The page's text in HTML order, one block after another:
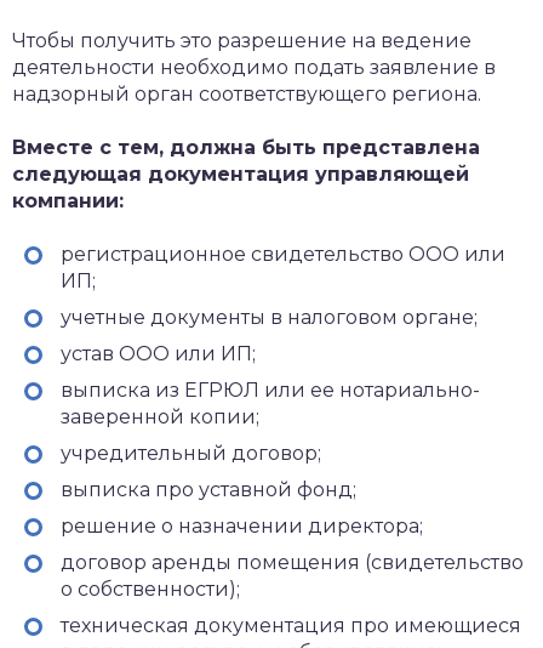
Чтобы получить это разрешение на ведение
деятельности необходимо подать заявление в
надзорный орган соответствующего региона.
Вместе с тем, должна быть представлена
следующая документация управляющей
компании:
регистрационное свидетельство ООО или
ИП;
учетные документы в налоговом органе;
устав ООО или ИП;
выписка из ЕГРЮЛ или ее нотариально-
заверенной копии;
учредительный договор;
выписка про уставной фонд;
решение о назначении директора;
договор аренды помещения (свидетельство
о собственности);
техническая документация про имеющиеся